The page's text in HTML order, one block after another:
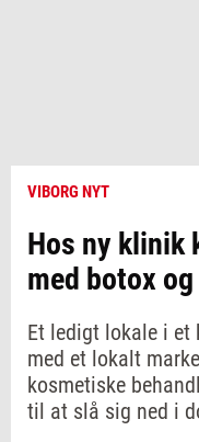
VIBORG NYT
Hos ny klinik
med botox
Et ledigt lokale i
med et lokalt
kosmetiske
til at slå sig ned i